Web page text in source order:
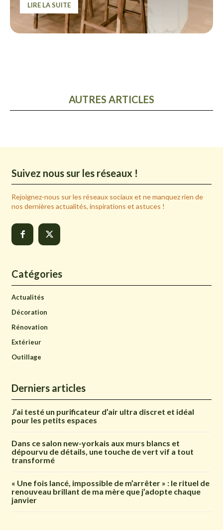
LIRE LA SUITE
AUTRES ARTICLES
Suivez nous sur les réseaux !
Rejoignez-nous sur les réseaux sociaux et ne manquez rien de
nos dernières actualités, inspirations et astuces !
Catégories
Actualités
Décoration
Rénovation
Extérieur
Outillage
Derniers articles
J’ai testé un purificateur d’air ultra discret et idéal
pour les petits espaces
Dans ce salon new-yorkais aux murs blancs et
dépourvu de détails, une touche de vert vif a tout
transformé
« Une fois lancé, impossible de m’arrêter » : le rituel de
renouveau brillant de ma mère que j’adopte chaque
janvier